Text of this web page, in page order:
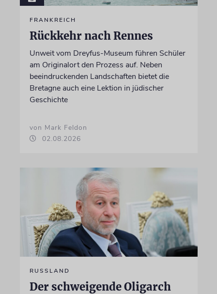
FRANKREICH
Rückkehr nach Rennes
Unweit vom Dreyfus-Museum führen Schüler
am Originalort den Prozess auf. Neben
beeindruckenden Landschaften bietet die
Bretagne auch eine Lektion in jüdischer
Geschichte
von Mark Feldon
02.08.2026
RUSSLAND
Der schweigende Oligarch